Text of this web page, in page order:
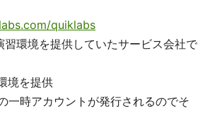
quiklabs
習環境を提供していたサービス会社で
境を提供
一時アカウントが発行されるのでそ